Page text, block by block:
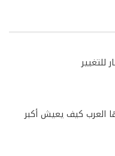
للتغيير
العرب كيف يعيش أكبر